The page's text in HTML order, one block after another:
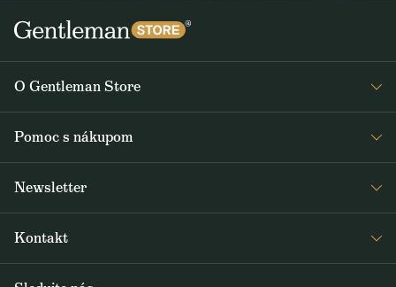
O Gentleman Store
Pomoc s nákupom
Newsletter
a špeciálnych ponukách. Posielame ich 2-3x týždenne.
Kontakt